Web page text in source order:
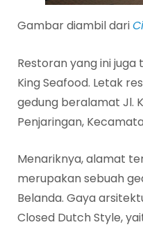
Gambar diambil dari
Restoran yang ini
King Seafood. Letak
gedung beralamat Jl.
Penjaringan,
Menariknya, alamat
merupakan sebuah
Belanda. Gaya
Closed Dutch Style,